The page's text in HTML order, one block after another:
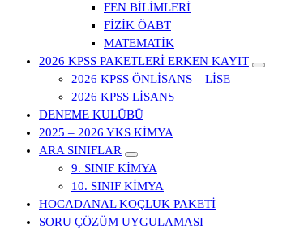
FEN BİLİMLERİ
FİZİK ÖABT
MATEMATİK
2026 KPSS PAKETLERİ ERKEN KAYIT
2026 KPSS ÖNLİSANS – LİSE
2026 KPSS LİSANS
DENEME KULÜBÜ
2025 – 2026 YKS KİMYA
ARA SINIFLAR
9. SINIF KİMYA
10. SINIF KİMYA
HOCADANAL KOÇLUK PAKETİ
SORU ÇÖZÜM UYGULAMASI